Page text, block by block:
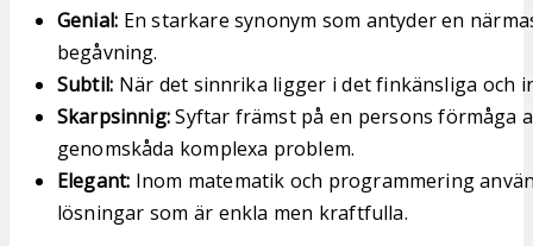
Genial: En starkare synonym som antyder en
begåvning.
Subtil: När det sinnrika ligger i det finkänsliga och
Skarpsinnig:Syftar främst på en persons förmåga
genomskåda komplexa problem.
Elegant: Inom matematik och programmering
lösningar som är enkla men kraftfulla.